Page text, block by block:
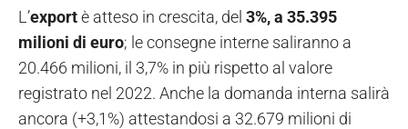
L’exportè atteso in crescita, del 3%, a 35.395
milioni di euro; le consegne interne saliranno a
20.466 milioni, il 3,7% in più rispetto al valore
registrato nel 2022. Anche la domanda interna salirà
ancora (+3,1%) attestandosi a 32.679 milioni di